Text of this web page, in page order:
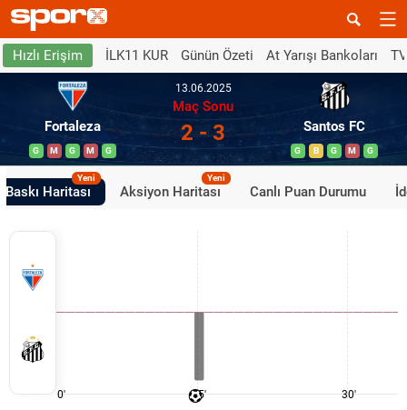
Hızlı Erişim İLK11 KUR Günün Özeti At Yarışı Bankoları
Fortaleza
G M G M G
13.06.2025
Maç Sonu
2 - 3 Santos FC
G B G M G
Baskı Haritası
Yeni
Aksiyon Haritası
Yeni
Canlı Puan Durumu
0' 15' 30'